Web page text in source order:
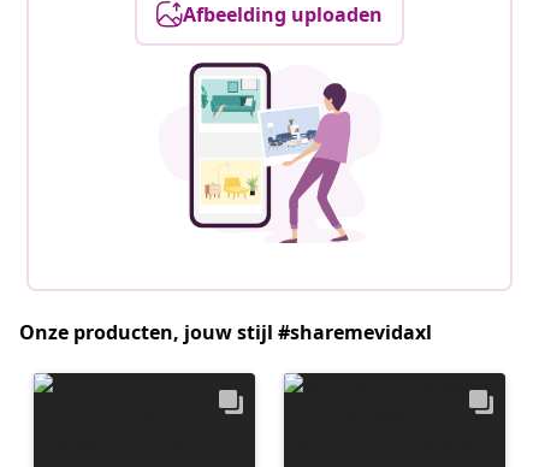
Afbeelding uploaden
Onze producten, jouw stijl #sharemevidaxl